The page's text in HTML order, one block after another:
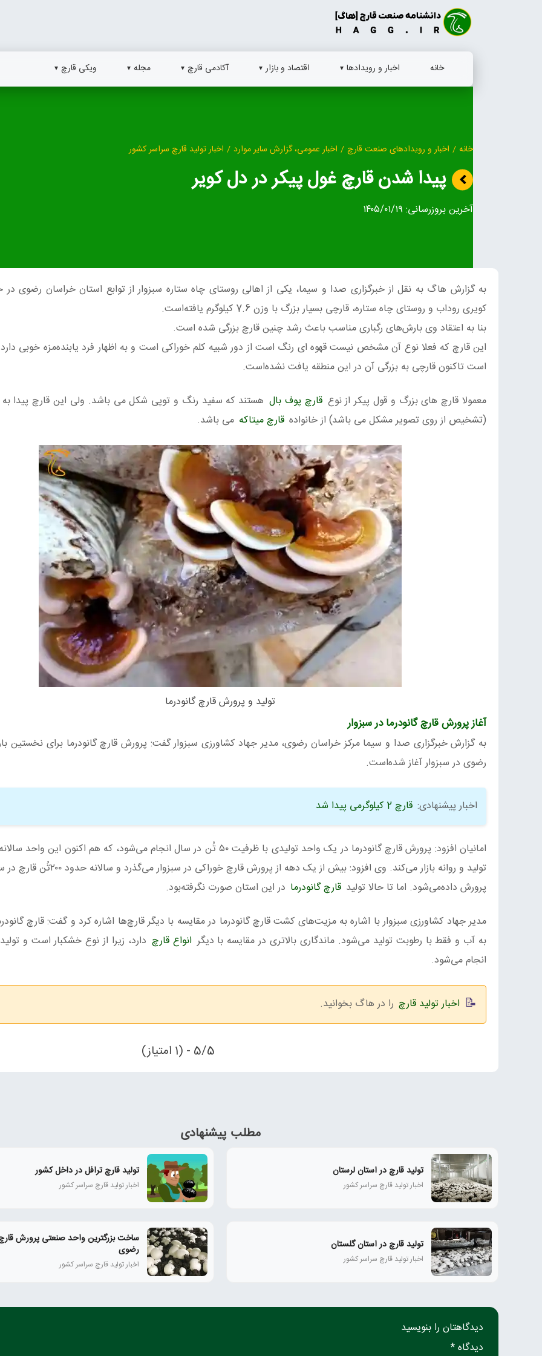
خانه اخبار و رویدادها اقتصاد و بازار آکادمی قارچ مجله ویکی قارچ
خانه / اخبار و رویدادهای صنعت قارچ / اخبار عمومی، گزارش سایر موارد / اخبار تولید قارچ سراسر کشور
پیدا شدن قارچ غول پیکر در دل کویر
آخرین بروزرسانی: ۱۴۰۵/۰۱/۱۹
به گزارش هاگ به نقل از خبرگزاری صدا و سیما، یکی از اهالی روستای چاه ستاره سبزوار از توابع استان خراسان رضوی
کویری روداب و روستای چاه ستاره، قارچی بسیار بزرگ با وزن 7.6 کیلوگرم یافته‌است.
بنا به اعتقاد وی بارش‌های رگباری مناسب باعث رشد چنین قارچ بزرگی شده است.
این قارچ که فعلا نوع آن مشخص نیست قهوه ای رنگ است از دور شبیه کلم خوراکی است و به اظهار فرد یابنده‌مزه خوبی دارد.
است تاکنون قارچی به بزرگی آن در این منطقه یافت نشده‌است.
معمولا قارچ های بزرگ و قول پیکر از نوع قارچ پوف بال هستند که سفید رنگ و توپی شکل می باشد. ولی این قارچ پیدا به
(تشخیص از روی تصویر مشکل می باشد) از خانواده قارچ میتاکه می باشد.
تولید و پرورش قارچ گانودرما
آغاز پرورش قارچ گانودرما در سبزوار
به گزارش خبرگزاری صدا و سیما مرکز خراسان رضوی، مدیر جهاد کشاورزی سبزوار گفت: پرورش قارچ گانودرما برای نخستین
رضوی در سبزوار آغاز شده‌است.
اخبار پیشنهادی: قارچ 2 کیلوگرمی پیدا شد
پرورش داده‌می‌شود. اما تا حالا تولید قارچ گانودرما در این استان صورت نگرفته‌بود.
مدیر جهاد کشاورزی سبزوار با اشاره به مزیت‌های کشت قارچ گانودرما در مقایسه با دیگر قارچ‌ها اشاره کرد و گفت: قارچ
به آب و فقط با رطوبت تولید می‌شود. ماندگاری بالاتری در مقایسه با دیگر انواع قارچ دارد، زیرا از نوع خشکبار است و
انجام می‌شود.
اخبار تولید قارچ را در هاگ بخوانید.
5/5 - (1 امتیاز)
مطلب پیشنهادی
تولید قارچ در استان لرستان
اخبار تولید قارچ سراسر کشور
تولید قارچ ترافل در داخل کشور
اخبار تولید قارچ سراسر کشور
تولید قارچ در استان گلستان
اخبار تولید قارچ سراسر کشور
ساخت بزرگترین واحد صنعتی پرورش
رضوی
اخبار تولید قارچ سراسر کشور
دیدگاهتان را بنویسید
دیدگاه *